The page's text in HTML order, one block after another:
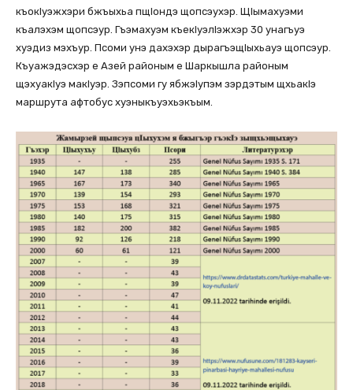
къокlуэжхэри бжъыхьа пщlондэ щопсэухэр. Щlымахуэми
къалэхэм щопсэур. Гъэмахуэм къекlуэлlэжхэр 30 унагъуэ
хуэдиз мэхъур. Псоми унэ дахэхэр дырагъэщlыхьауэ щопсэур.
Къуажэдэсхэр е Азей районым е Шаркышла районым
щэхуакlуэ макlуэр. Зэпсоми гу ябжэlупэм зэрдэтым щхьакlэ
маршрута афтобус хуэныкъуэхьэкъым.